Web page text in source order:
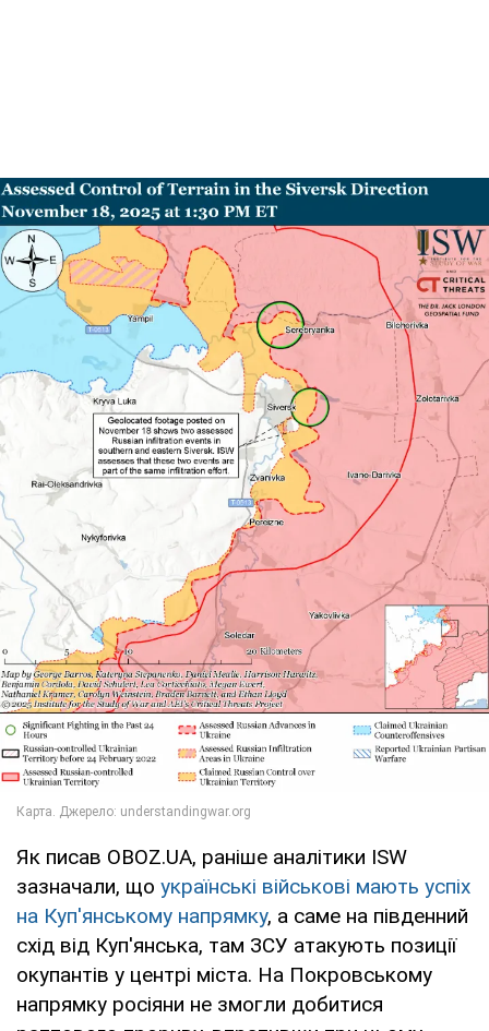
Як писав OBOZ.UA, раніше аналітики ISW
зазначали, що українські військові мають успіх
на Куп'янському напрямку, а саме на південний
схід від Куп'янська, там ЗСУ атакують позиції
окупантів у центрі міста. На Покровському
напрямку росіяни не змогли добитися